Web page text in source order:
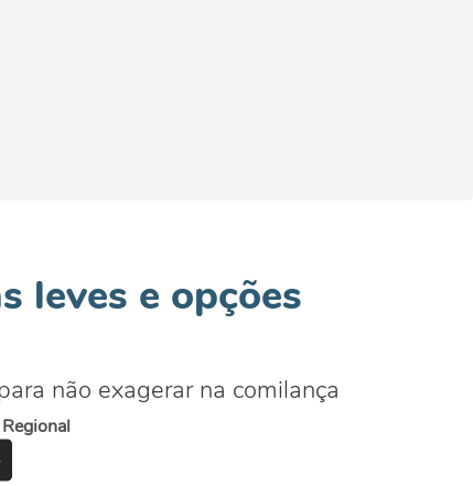
leves e opções
não exagerar na comilança